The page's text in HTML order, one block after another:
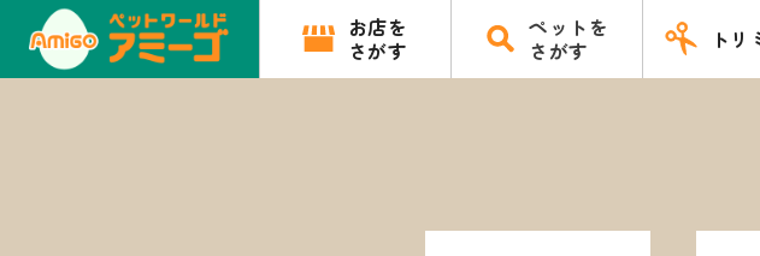
お店を
さがす
ペットを
さがす
ト